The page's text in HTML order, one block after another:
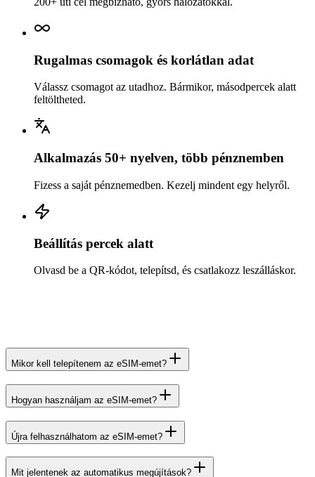
Rugalmas csomagok és korlátlan adat
Válassz csomagot az utadhoz. Bármikor, másodpercek alatt
feltöltheted.
Alkalmazás 50+ nyelven, több pénznemben
Fizess a saját pénznemedben. Kezelj mindent egy helyről.
Beállítás percek alatt
Olvasd be a QR-kódot, telepítsd, és csatlakozz leszálláskor.
Mikor kell telepítenem az eSIM-emet?
Hogyan használjam az eSIM-emet?
Újra felhasználhatom az eSIM-emet?
Mit jelentenek az automatikus megújítások?